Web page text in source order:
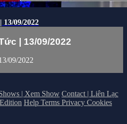
09/2022
| 13/09/2022
09/2022
| Xem Show Contact | Liên Lạc
Help Terms Privacy Cookies